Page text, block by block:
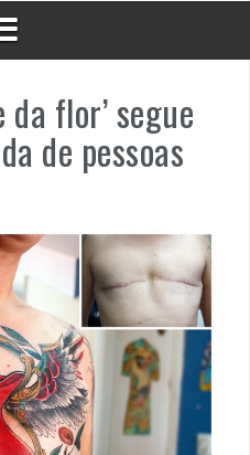
da flor’ segue
de pessoas